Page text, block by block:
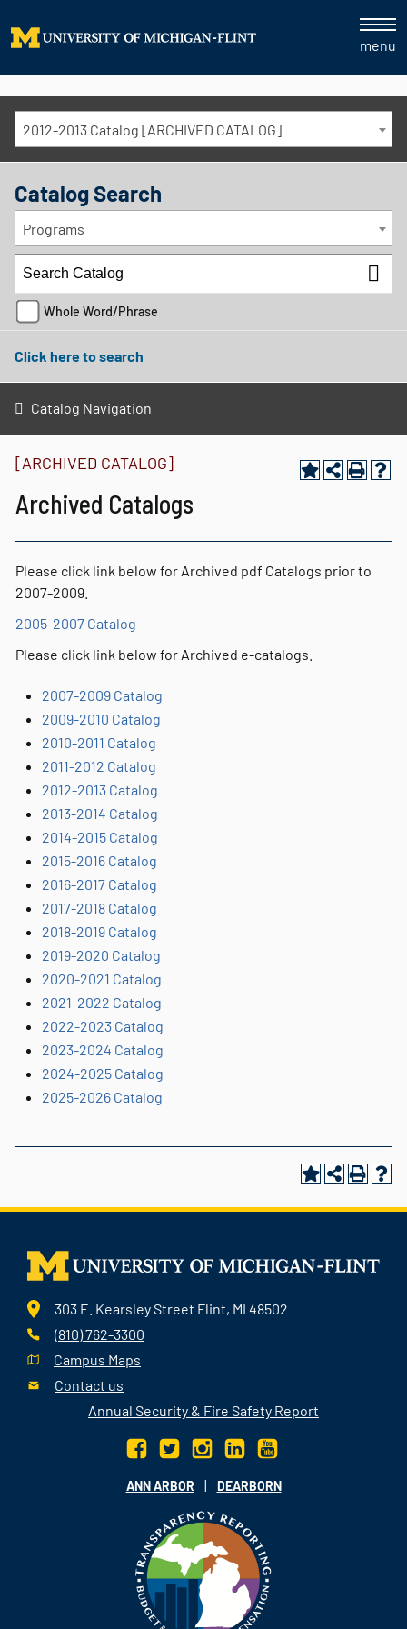
menu
2012-2013 Catalog [ARCHIVED CATALOG]
Catalog Search
Programs
Whole Word/Phrase
Click here to search
Catalog Navigation
[ARCHIVED CATALOG]
Archived Catalogs
Please click link below for Archived pdf Catalogs prior to
2007-2009.
2005-2007 Catalog
Please click link below for Archived e-catalogs.
2007-2009 Catalog
2009-2010 Catalog
2010-2011 Catalog
2011-2012 Catalog
2012-2013 Catalog
2013-2014 Catalog
2014-2015 Catalog
2015-2016 Catalog
2016-2017 Catalog
2017-2018 Catalog
2018-2019 Catalog
2019-2020 Catalog
2020-2021 Catalog
2021-2022 Catalog
2022-2023 Catalog
2023-2024 Catalog
2024-2025 Catalog
2025-2026 Catalog
303 E. Kearsley Street Flint, MI 48502
(810) 762-3300
Campus Maps
Contact us
Annual Security & Fire Safety Report
ANN ARBOR | DEARBORN